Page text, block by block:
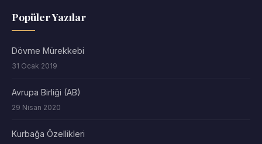
Popüler Yazılar
Dövme Mürekkebi
31 Ocak 2019
Avrupa Birliği (AB)
29 Nisan 2020
Kurbağa Özellikleri